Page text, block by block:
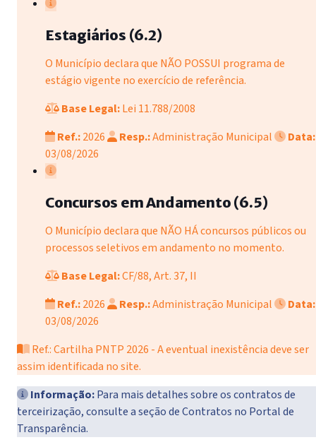
Estagiários (6.2)
O Município declara que NÃO POSSUI programa de
estágio vigente no exercício de referência.
Base Legal:Lei 11.788/2008
Ref.:2026 Resp.:Administração Municipal
Data:
03/08/2026
Concursos em Andamento (6.5)
O Município declara que NÃO HÁ concursos públicos ou
processos seletivos em andamento no momento.
Base Legal:CF/88, Art. 37, II
Ref.:2026 Resp.:Administração Municipal
Data:
03/08/2026
Ref.: Cartilha PNTP 2026 - A eventual inexistência deve ser
assim identificada no site.
Informação:Para mais detalhes sobre os contratos de
terceirização, consulte a seção de Contratos no Portal de
Transparência.